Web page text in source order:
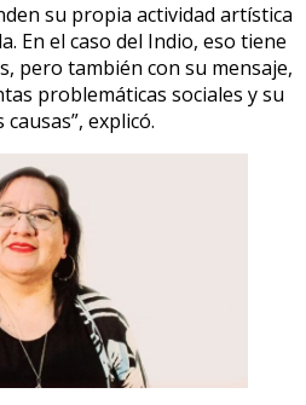
su propia actividad artística
En el caso del Indio, eso tiene
pero también con su mensaje,
problemáticas sociales y su
explicó.